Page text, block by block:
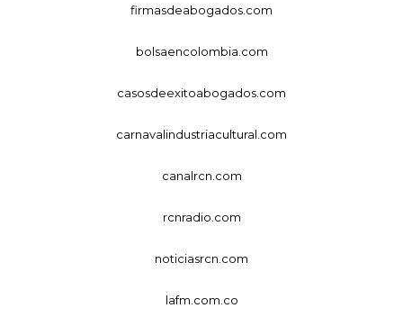
firmasdeabogados.com
bolsaencolombia.com
casosdeexitoabogados.com
carnavalindustriacultural.com
canalrcn.com
rcnradio.com
noticiasrcn.com
lafm.com.co